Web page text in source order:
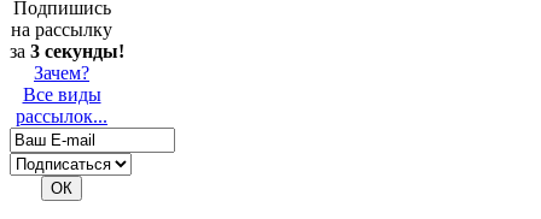
Подпишись
на рассылку
за 3 секунды!
Зачем?
Все виды
рассылок...